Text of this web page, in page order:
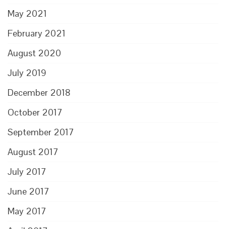
May 2021
February 2021
August 2020
July 2019
December 2018
October 2017
September 2017
August 2017
July 2017
June 2017
May 2017